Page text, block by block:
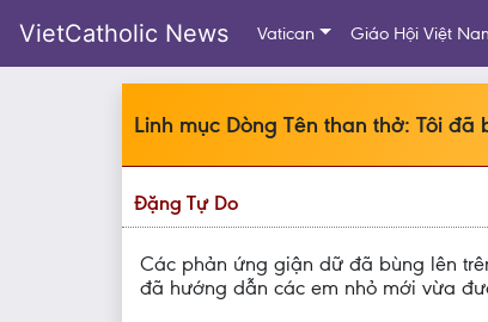
VietCatholic News Vatican Giáo Hội Việt
Linh mục Dòng Tên than thở: Tôi
Đặng Tự Do
Các phản ứng giận dữ đã bùng lên
đã hướng dẫn các em nhỏ mới vừa